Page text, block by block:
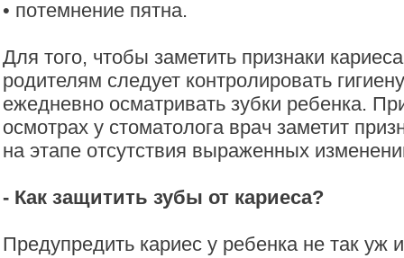
• потемнение пятна.
Для того, чтобы заметить признаки
родителям следует контролировать
ежедневно осматривать зубки ребенка.
осмотрах у стоматолога врач заметит
на этапе отсутствия выраженных
- Как защитить зубы от кариеса?
Предупредить кариес у ребенка не так уж